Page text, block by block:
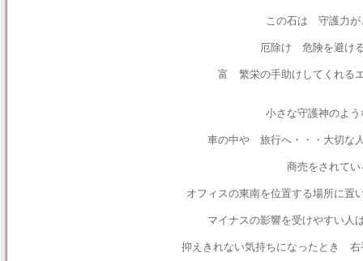
この石は 守護力
厄除け 危険を避け
富 繁栄の手助けしてくれる
小さな守護神のよ
車の中や 旅行へ・・・大切な
商売をされて
オフィスの東南を位置する場所に置
マイナスの影響を受けやすい
抑えきれない気持ちになったとき 右